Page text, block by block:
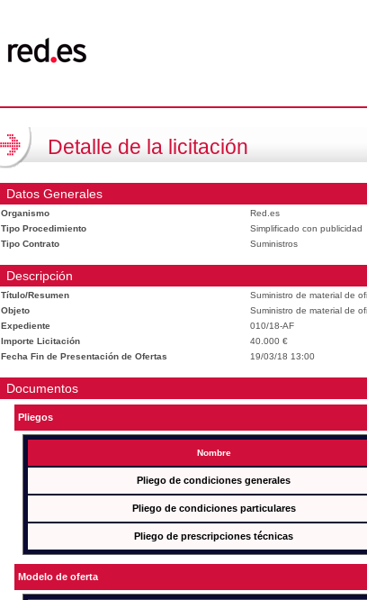
Detalle de la licitación
Datos Generales
Organismo
Red.es
Tipo Procedimiento
Simplificado con publicidad
Tipo Contrato
Suministros
Descripción
Título/Resumen
Suministro de material de
Objeto
Suministro de material de
Expediente
010/18-AF
Importe Licitación
40.000 €
Fecha Fin de Presentación de Ofertas
19/03/18 13:00
Documentos
Pliegos
Nombre
Pliego de condiciones generales
Pliego de condiciones particulares
Pliego de prescripciones técnicas
Modelo de oferta